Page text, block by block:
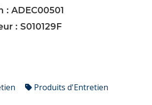
: ADEC00501
: S010129F
Produits d'Entretien